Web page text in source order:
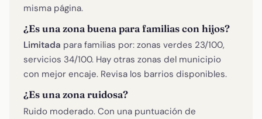
misma página.
¿Es una zona buena para familias con hijos?
Limitada para familias por: zonas verdes 23/100,
servicios 34/100. Hay otras zonas del municipio
con mejor encaje. Revisa los barrios disponibles.
¿Es una zona ruidosa?
Ruido moderado. Con una puntuación de